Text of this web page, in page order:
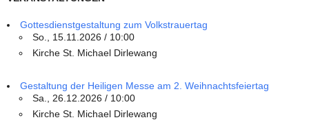
Gottesdienstgestaltung zum Volkstrauertag
So., 15.11.2026 / 10:00
Kirche St. Michael Dirlewang
Gestaltung der Heiligen Messe am 2. Weihnachtsfeiertag
Sa., 26.12.2026 / 10:00
Kirche St. Michael Dirlewang